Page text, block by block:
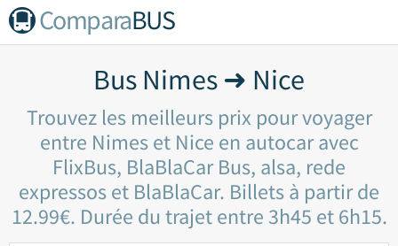
ComparaBUS
Bus Nimes ➜ Nice
Trouvez les meilleurs prix pour voyager
entre Nimes et Nice en autocar avec
FlixBus, BlaBlaCar Bus, alsa, rede
expressos et BlaBlaCar. Billets à partir de
12.99€. Durée du trajet entre 3h45 et 6h15.